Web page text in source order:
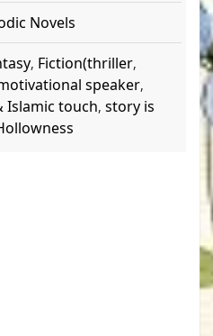
Novels
, Fiction(thriller,
speaker,
Islamic touch, story is